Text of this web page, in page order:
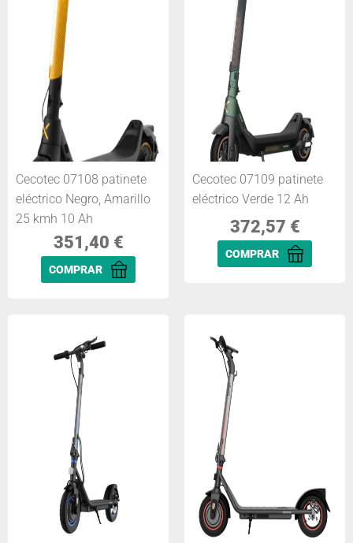
Cecotec 07108 patinete
eléctrico Negro, Amarillo
25 kmh 10 Ah
351,40 €
COMPRAR
Cecotec 07109 patinete
eléctrico Verde 12 Ah
372,57 €
COMPRAR